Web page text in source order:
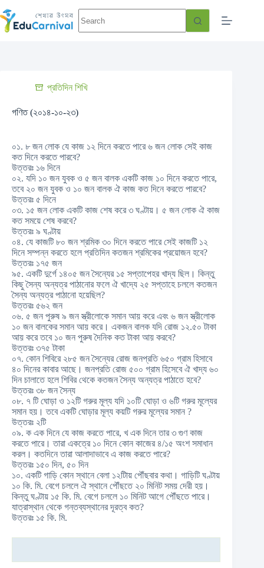
প্রতিদিন শিখি
গণিত (২০১৪-১০-২৩)
০১. ৮ জন লোক যে কাজ ১২ দিনে করতে পারে ৬ জন লোক সেই কাজ
কত দিনে করতে পারবে?
উত্তরঃ ১৬ দিনে
০২. যদি ১০ জন যুবক ও ৫ জন বালক একটি কাজ ১০ দিনে করতে পারে,
তবে ২০ জন যুবক ও ১০ জন বালক ঐ কাজ কত দিনে করতে পারবে?
উত্তরঃ ৫ দিনে
০৩. ১৫ জন লোক একটি কাজ শেষ করে ৩ ঘণ্টায়। ৫ জন লোক ঐ কাজ
কত সময়ে শেষ করবে?
উত্তরঃ ৯ ঘণ্টায়
০৪. যে কাজটি ৮০ জন শ্রমিক ৩০ দিনে করতে পারে সেই কাজটি ১২
দিনে সম্পন্ন করতে হলে প্রতিদিন কতজন শ্রমিকের প্রয়োজন হবে?
উত্তরঃ ১৭৫ জন
৯৫. একটি দুর্গে ১৪০৫ জন সৈন্যের ১৫ সপ্তাপেহর খাদ্য ছিল। কিন্তু
কিছু সৈন্য অন্যত্র পাঠানোর ফলে ঐ খাদ্যে ২৫ সপ্তাহে চললে কতজন
সৈন্য অন্যত্র পাঠানো হয়েছিল?
উত্তরঃ ৫৬২ জন
০৬. ৫ জন পুরুষ ৯ জন স্ত্রীলোকে সমান আয় করে এবং ৬ জন স্ত্রীলোক
১০ জন বালকের সমান আয় করে। একজন বালক যদি রোজ ১২.৫০ টাকা
আয় করে তবে ১০ জন পুরুষ দৈনিক কত টাকা আয় করবে?
উত্তরঃ ৩৭৫ টাকা
০৭. কোন শিবিরে ২৮৫ জন সৈন্যের রোজ জনপ্রতি ৬৫০ গ্রাম হিসাবে
৪০ দিনের কাবার আছে। জনপ্রতি রোজ ৫০০ গ্রাম হিসেবে ঐ খাদ্য ৬০
দিন চালাতে হলে শিবির থেকে কতজন সৈন্য অন্যত্র পাঠাতে হবে?
উত্তরঃ ৩৮ জন সৈন্য
০৮. ৭ টি ঘোড়া ও ১২টি গরুর মূল্য যদি ১০টি ঘোড়া ও ৬টি গরুর মূল্যের
সমান হয়। তবে একটি ঘোড়ার মূল্য কয়টি গরুর মূল্যের সমান ?
উত্তরঃ ২টি
০৯. ক এক দিনে যে কাজ করতে পারে, খ এক দিনে তার ৩ গুণ কাজ
করতে পারে। তারা একত্রে ১০ দিনে কোন কাজের ৪/১৫ অংশ সমাধান
করল। কতদিনে তারা আলাদাভাবে এ কাজ করতে পারে?
উত্তরঃ ১৫০ দিন, ৫০ দিন
১০. একটি গাড়ি কোন স্থানে বেলা ১২টিায় পৌঁছবার কথা। গাড়িটি ঘণ্টায়
১০ কি. মি. বেগে চললে ঐ স্থানে পৌঁছতে ২০ মিনিট সময় দেরী হয়।
কিন্তু ঘণ্টায় ১৫ কি. মি. বেগে চললে ১০ মিনিট আগে পৌঁছতে পারে।
যাত্রাস্থান থেকে গন্তব্যস্থানের দূরত্ব কত?
উত্তরঃ ১৫ কি. মি.